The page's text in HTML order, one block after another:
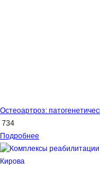
Остеоартроз:
734
Подробнее